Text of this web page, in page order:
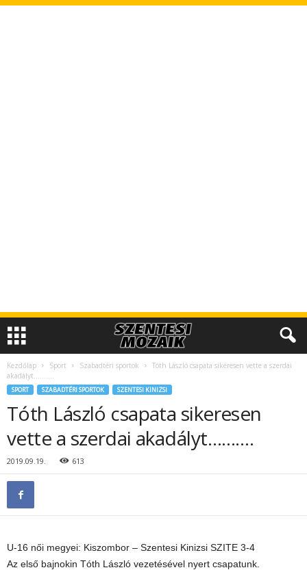
Kezdőlap Sport Szabadtéri sportok
Tóth László csapata sikeresen vette a szerdai
akadályt……….
SPORT SZABADTÉRI SPORTOK SZENTESI KINIZSI
Tóth László csapata sikeresen
vette a szerdai akadályt……….
2019.09.19. 613
U-16 női megyei: Kiszombor – Szentesi Kinizsi SZITE 3-4
Az első bajnokin Tóth László vezetésével nyert csapatunk.